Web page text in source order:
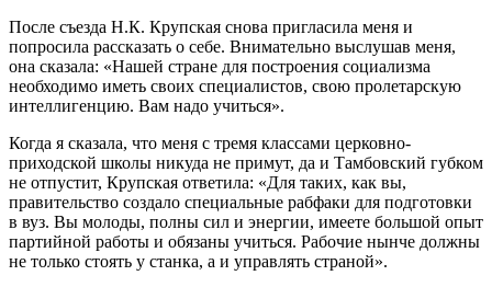
После съезда Н.К. Крупская снова пригласила меня и
попросила рассказать о себе. Внимательно выслушав меня,
она сказала: «Нашей стране для построения социализма
необходимо иметь своих специалистов, свою пролетарскую
интеллигенцию. Вам надо учиться».
Когда я сказала, что меня с тремя классами церковно-
приходской школы никуда не примут, да и Тамбовский губком
не отпустит, Крупская ответила: «Для таких, как вы,
правительство создало специальные рабфаки для подготовки
в вуз. Вы молоды, полны сил и энергии, имеете большой опыт
партийной работы и обязаны учиться. Рабочие нынче должны
не только стоять у станка, а и управлять страной».